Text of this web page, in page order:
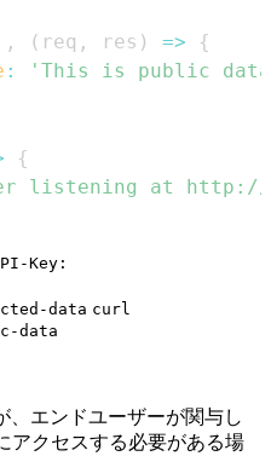
, ( req , res ) =>
{
:
'This is public
{
listening at
Key:
data curl
data
、エンドユーザーが関与し
アクセスする必要がある場